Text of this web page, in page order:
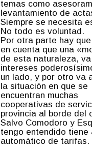
temas como
levantamiento de
Siempre se necesita
No todo es voluntad.
Por otra parte hay
en cuenta que una
de esta naturaleza,
intereses
un lado, y por otro va
la situación en que se
encuentran muchas
cooperativas de
provincia al borde del
Salvo Comodoro y
tengo entendido tiene
automático de tarifas.